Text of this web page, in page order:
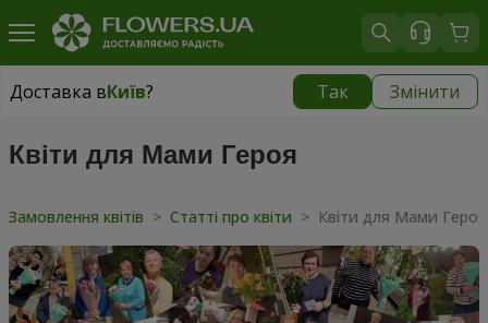
Доставка вКиїв? Так Змінити
Доставка вКиїв
Квіти для Мами Героя
Замовлення квітів > Статті про квіти > Квіти для Мами Героя